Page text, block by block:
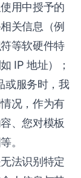
用中授予的
关信息（例
等软硬件特
IP 地址）；
或服务时，我
况，作为有
、您对模板
。
法识别特定